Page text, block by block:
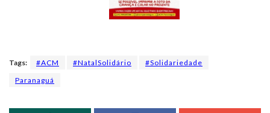
Tags: #ACM #NatalSolidário
#Solidariedade
Paranaguá